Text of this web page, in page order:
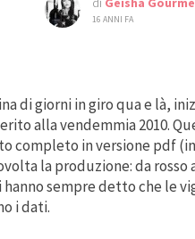
16 ANNI FA
di giorni in giro qua e là,
alla vendemmia 2010.
completo in versione pdf
la produzione: da rosso
hanno sempre detto che le
i dati.